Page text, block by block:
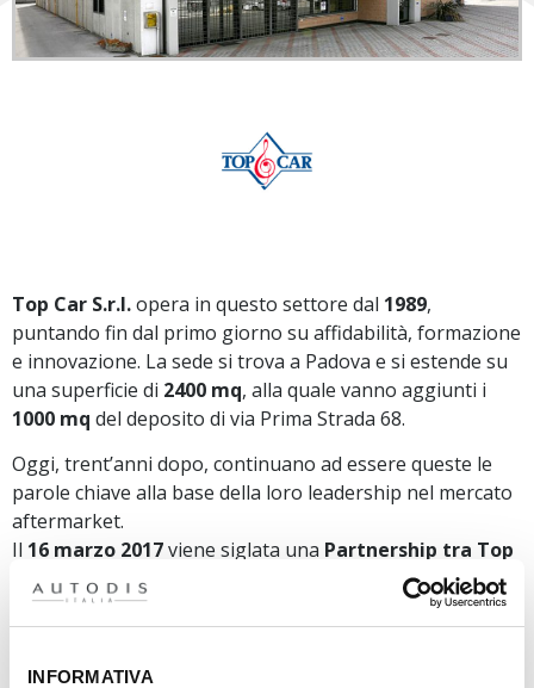
INFORMATIVA
Top Car S.r.l.opera in questo settore dal 1989,
puntando fin dal primo giorno su affidabilità, formazione
e innovazione. La sede si trova a Padova e si estende su
una superficie di 2400 mq, alla quale vanno aggiunti i
1000 mq del deposito di via Prima Strada 68.
Oggi, trent’anni dopo, continuano ad essere queste le
parole chiave alla base della loro leadership nel mercato
aftermarket.
Il 16 marzo 2017viene siglata una Partnership tra Top
Car, Ricauto, Ovam Group e Autodis Group(leader
europeo nella distribuzione di ricambi auto e truck).
In questo modoTop Car, con i nuovi Partner,
costituisce Autodis Italia Holding ed entra a far